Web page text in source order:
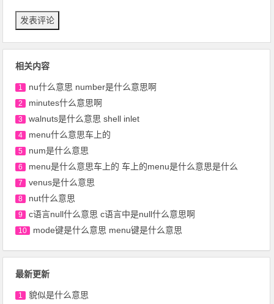
相关内容
1 nu什么意思 number是什么意思啊
2 minutes什么意思啊
3 walnuts是什么意思 shell inlet
4 menu什么意思车上的
5 num是什么意思
6 menu是什么意思车上的 车上的menu是什么意思是什么
7 venus是什么意思
8 nut什么意思
9 c语言null什么意思 c语言中是null什么意思啊
10 mode键是什么意思 menu键是什么意思
最新更新
1 貌似是什么意思